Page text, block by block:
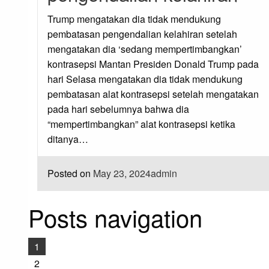
Trump mengatakan dia tidak mendukung
pembatasan pengendalian kelahiran setelah
mengatakan dia ‘sedang mempertimbangkan’
kontrasepsi Mantan Presiden Donald Trump pada
hari Selasa mengatakan dia tidak mendukung
pembatasan alat kontrasepsi setelah mengatakan
pada hari sebelumnya bahwa dia
“mempertimbangkan” alat kontrasepsi ketika
ditanya…
Posted on May 23, 2024admin
Posts navigation
1
2